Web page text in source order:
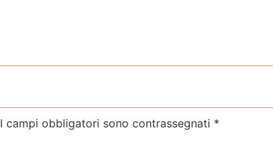
I campi obbligatori sono contrassegnati *